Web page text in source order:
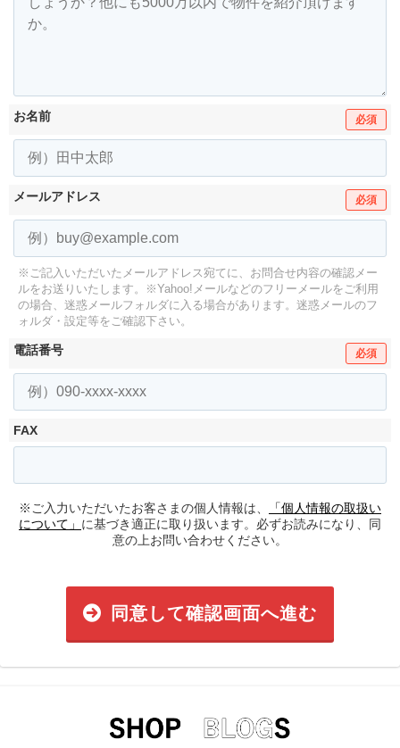
お名前 必須
メールアドレス 必須
※ご記入いただいたメールアドレス宛てに、お問合せ内容の確認メー
ルをお送りいたします。
※Yahoo!メールなどのフリーメールをご利用
の場合、迷惑メールフォルダに入る場合があります。 迷惑メールのフ
ォルダ・設定等をご確認下さい。
電話番号 必須
FAX
※ご入力いただいたお客さまの個人情報は、
「個人情報の取扱い
について」 に基づき適正に取り扱います。必ずお読みになり、同
意の上お問い合わせください。
同意して確認画面へ進む